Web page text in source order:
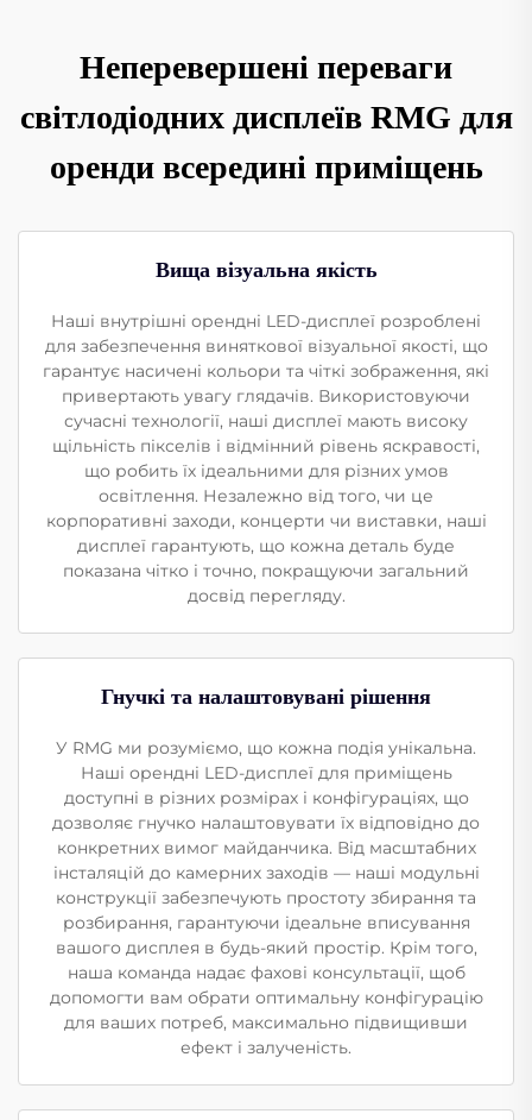
Неперевершені переваги
світлодіодних дисплеїв RMG для
оренди всередині приміщень
Вища візуальна якість
Наші внутрішні орендні LED-дисплеї розроблені
для забезпечення виняткової візуальної якості, що
гарантує насичені кольори та чіткі зображення, які
привертають увагу глядачів. Використовуючи
сучасні технології, наші дисплеї мають високу
щільність пікселів і відмінний рівень яскравості,
що робить їх ідеальними для різних умов
освітлення. Незалежно від того, чи це
корпоративні заходи, концерти чи виставки, наші
дисплеї гарантують, що кожна деталь буде
показана чітко і точно, покращуючи загальний
досвід перегляду.
Гнучкі та налаштовувані рішення
У RMG ми розуміємо, що кожна подія унікальна.
Наші орендні LED-дисплеї для приміщень
доступні в різних розмірах і конфігураціях, що
дозволяє гнучко налаштовувати їх відповідно до
конкретних вимог майданчика. Від масштабних
інсталяцій до камерних заходів — наші модульні
конструкції забезпечують простоту збирання та
розбирання, гарантуючи ідеальне вписування
вашого дисплея в будь-який простір. Крім того,
наша команда надає фахові консультації, щоб
допомогти вам обрати оптимальну конфігурацію
для ваших потреб, максимально підвищивши
ефект і залученість.